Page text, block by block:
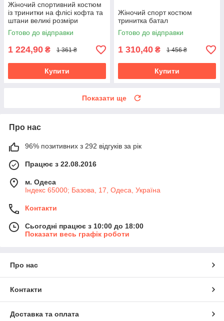
Жіночий спортивний костюм
із тринитки на флісі кофта та
штани великі розміри
Готово до відправки
1 224,90 ₴ 1 361 ₴
Купити
Жіночий спорт костюм
тринитка батал
Готово до відправки
1 310,40 ₴ 1 456 ₴
Купити
Показати ще
Про нас
96% позитивних з 292 відгуків за рік
Працює з 22.08.2016
м. Одеса
Індекс 65000; Базова, 17, Одеса, Україна
Контакти
Сьогодні працює з 10:00 до 18:00
Показати весь графік роботи
Про нас
Контакти
Доставка та оплата